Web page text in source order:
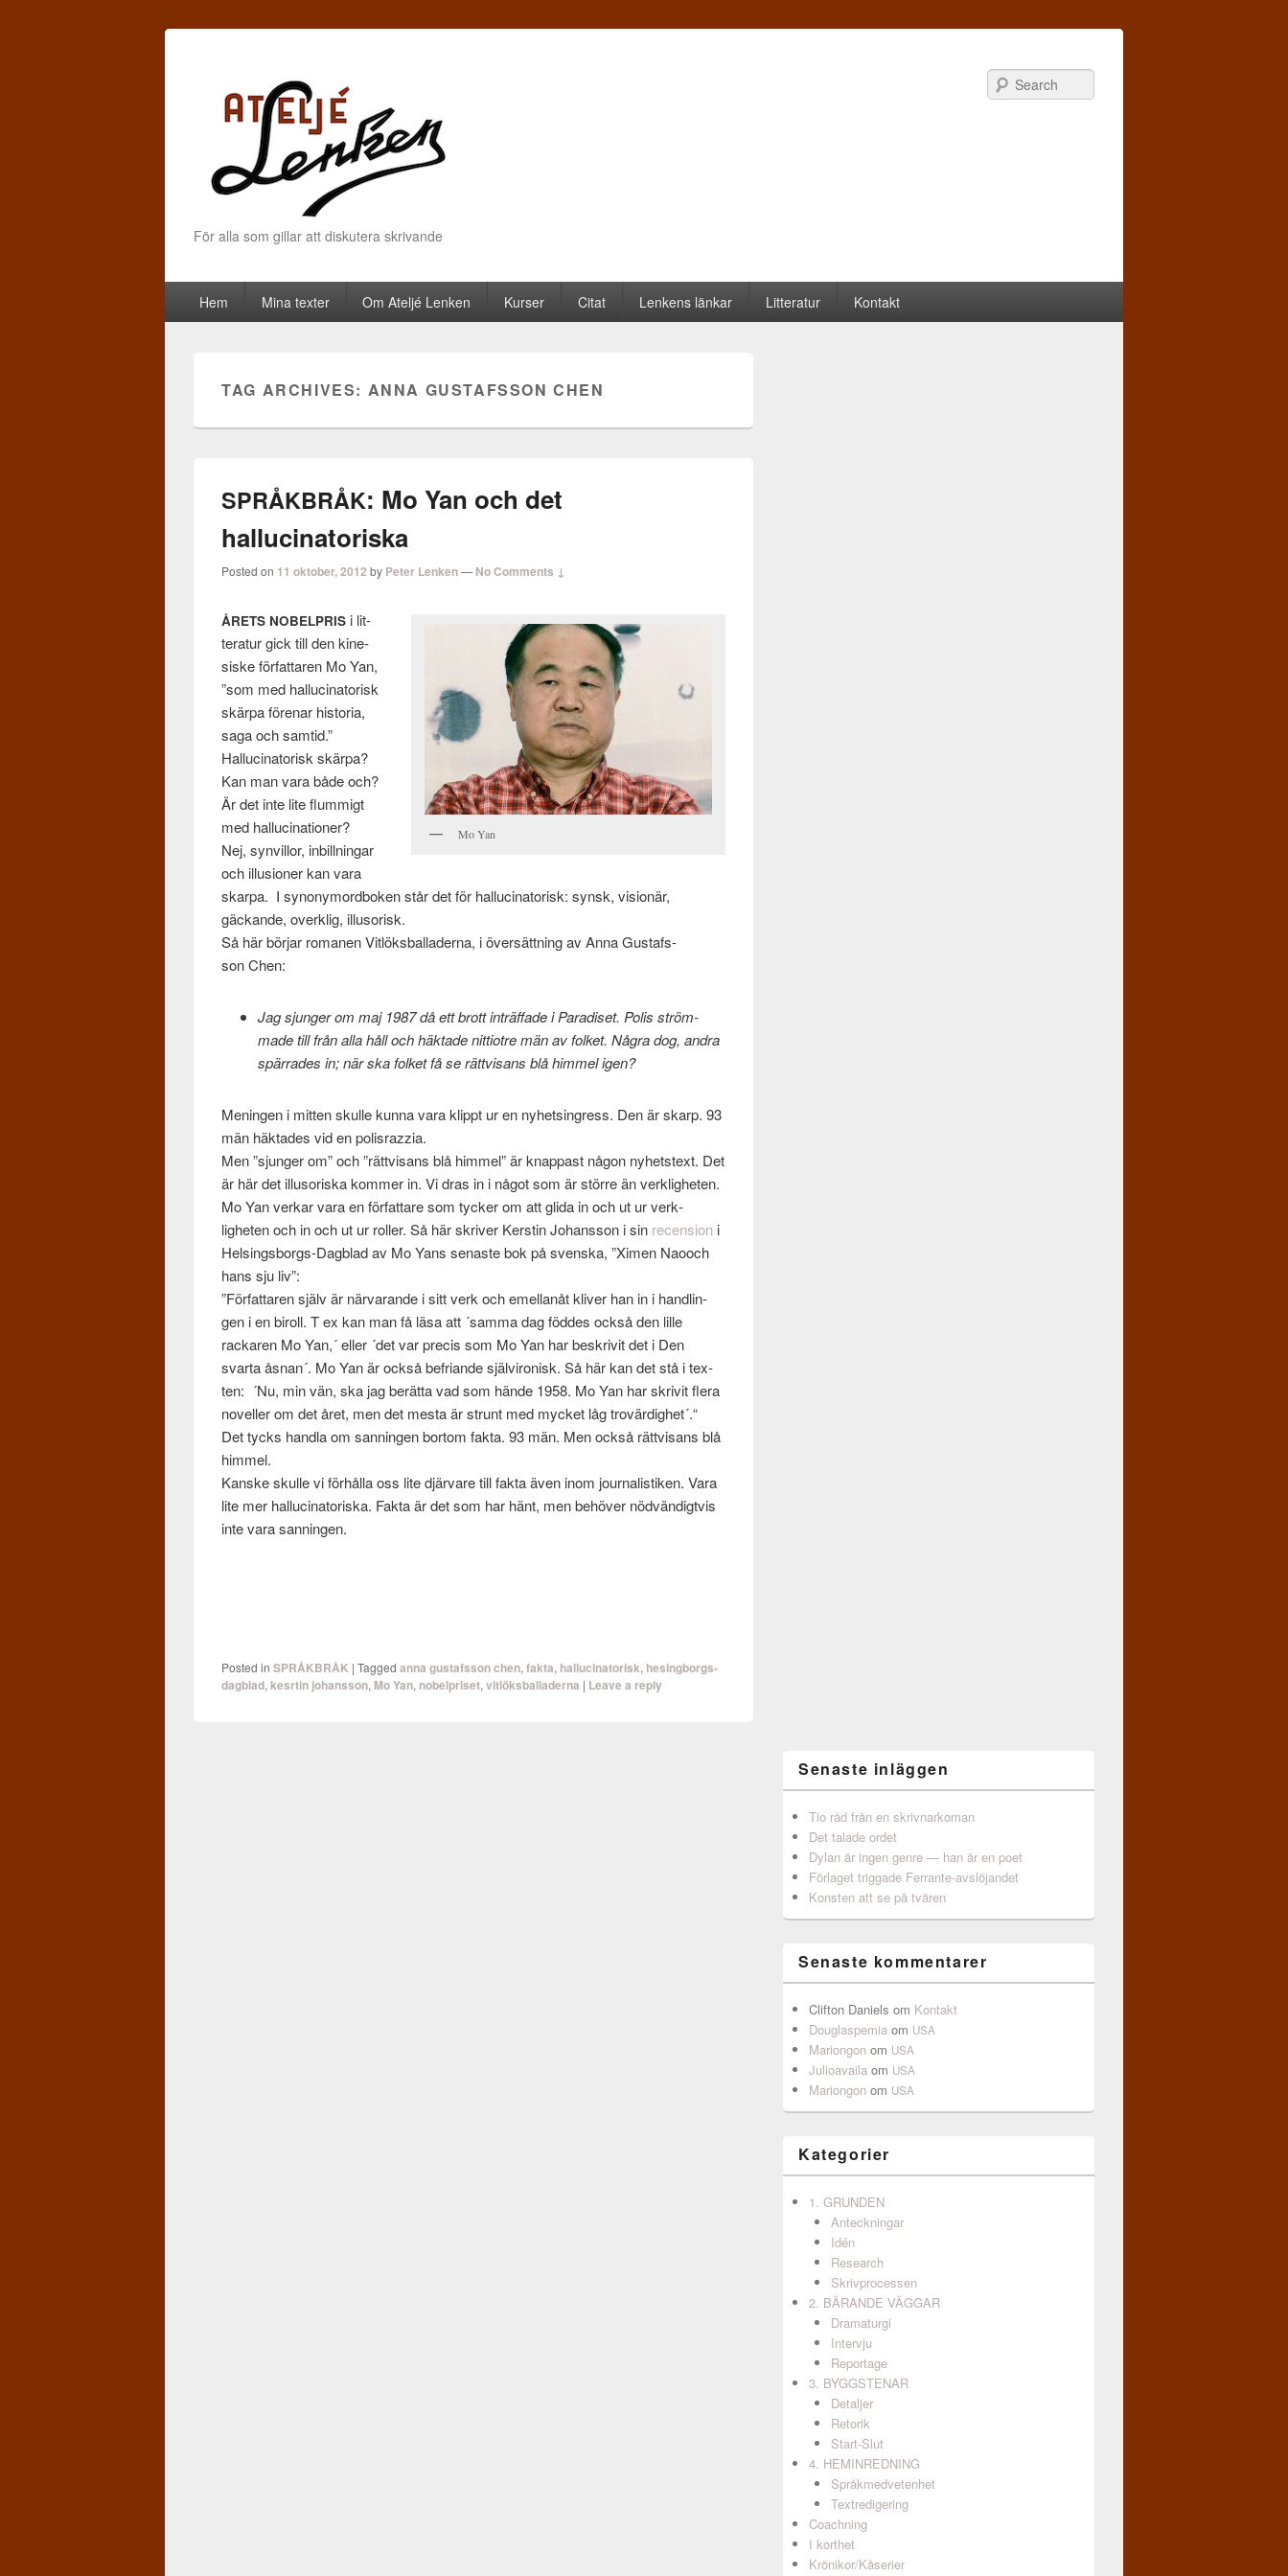
För alla som gillar att diskutera skrivande
Primary menu
Skip to primary content
Skip to secondary content
Hem Mina texter Om Ateljé Lenken Kurser Citat Lenkens länkar Litteratur Kontakt
TAG ARCHIVES: ANNA GUSTAFSSON CHEN
SPRÅKBRÅK: Mo Yan och det
hallucinatoriska
Posted on 11 oktober, 2012 by Peter Lenken— No Comments ↓
Mo Yan
ÅRETS NOBELPRIS i lit­
ter­atur gick till den kine­
siske för­fattaren Mo Yan,
”som med hal­lu­ci­na­torisk
skärpa före­nar his­to­ria,
saga och samtid.”
Hal­lu­ci­na­torisk skärpa?
Kan man vara både och?
Är det inte lite flum­migt
med hal­lu­ci­na­tioner?
Nej, synvil­lor, inbill­ningar
och illu­sioner kan vara
skarpa. I syn­ony­mord­bo­ken står det för hal­lu­ci­na­torisk: synsk, visionär,
gäckande, overk­lig, illu­sorisk.
Så här bör­jar roma­nen Vitlöks­bal­laderna, i över­sät­tning av Anna Gustafs­
son Chen:
Jag sjunger om maj 1987 då ett brott inträf­fade i Par­adiset. Polis ström­
made till från alla håll och häk­tade nit­tiotre män av folket. Några dog, andra
spär­rades in; när ska folket få se rättvisans blå him­mel igen?
Menin­gen i mit­ten skulle kunna vara klippt ur en nyhets­ingress. Den är skarp. 93
män häk­tades vid en polis­razzia.
Men ”sjunger om” och ”rättvisans blå him­mel” är knap­past någon nyhet­s­text. Det
är här det illu­soriska kom­mer in. Vi dras in i något som är större än verk­ligheten.
Mo Yan verkar vara en för­fattare som tycker om att glida in och ut ur verk­
ligheten och in och ut ur roller. Så här skriver Ker­stin Johans­son i sin recen­sion i
Helsingsborgs-Dagblad av Mo Yans senaste bok på sven­ska, ”Ximen Naooch
hans sju liv”:
”För­fattaren själv är när­varande i sitt verk och emel­lanåt kliver han in i han­dlin­
gen i en biroll. T ex kan man få läsa att ´samma dag föd­des också den lille
rackaren Mo Yan,´ eller ´det var pre­cis som Mo Yan har beskrivit det i Den
svarta åsnan´. Mo Yan är också befriande självi­ro­nisk. Så här kan det stå i tex­
ten: ´Nu, min vän, ska jag berätta vad som hände 1958. Mo Yan har skrivit flera
nov­el­ler om det året, men det mesta är strunt med mycket låg tro­värdighet´.“
Det tycks handla om san­nin­gen bor­tom fakta. 93 män. Men också rättvisans blå
him­mel.
Kanske skulle vi förhålla oss lite djär­vare till fakta även inom jour­nal­is­tiken. Vara
lite mer hal­lu­ci­na­toriska. Fakta är det som har hänt, men behöver nöd­vändigtvis
inte vara sanningen.
Posted in SPRÅKBRÅK |Tagged anna gustafsson chen,fakta, hallucinatorisk, hesingborgs-
dagblad,kesrtin johansson, Mo Yan, nobelpriset,vitlöksballaderna | Leave a reply
Senaste inläggen
Tio råd från en skrivnarkoman
Det talade ordet
Dylan är ingen genre — han är en poet
Förlaget triggade Ferrante-avslöjandet
Konsten att se på tvären
Senaste kommentarer
Clifton Daniels om Kontakt
Douglaspemia om USA
Mariongon om USA
Julioavaila om USA
Mariongon om USA
Kategorier
1. GRUNDEN
Anteckningar
Idén
Research
Skrivprocessen
2. BÄRANDE VÄGGAR
Dramaturgi
Intervju
Reportage
3. BYGGSTENAR
Detaljer
Retorik
Start-Slut
4. HEMINREDNING
Språkmedvetenhet
Textredigering
Coachning
I korthet
Krönikor/Kåserier